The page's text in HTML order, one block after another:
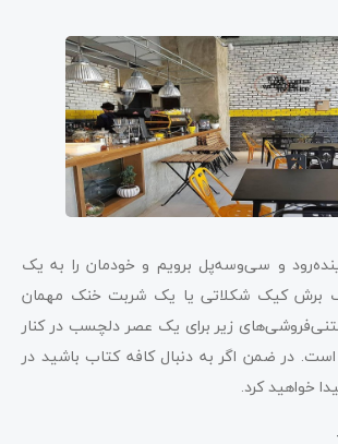
و سی‌وسه‌پل برویم و خودمان را به یک
برش کیک شکلاتی یا یک شربت خنک مهمان
زیر برای یک عصر دلچسب در کنار
در ضمن اگر به دنبال کافه کتاب باشید در
خواهید کرد.